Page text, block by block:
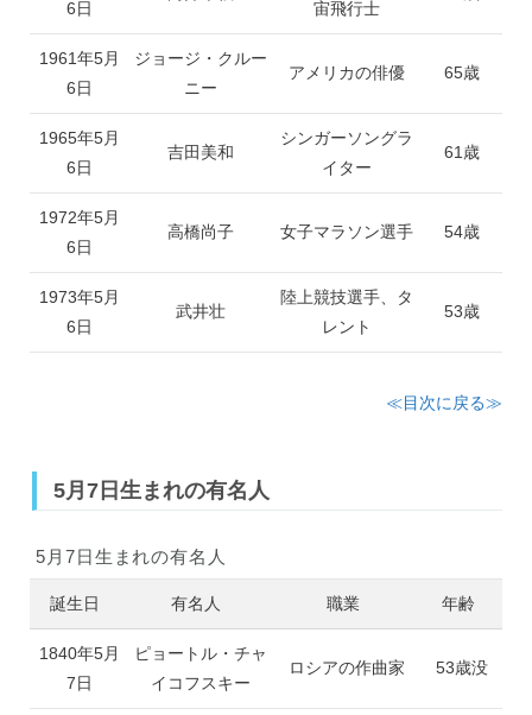
6日
宙飛行士
1961年5月
6日
ジョージ・クルー
ニー
アメリカの俳優 65歳
1965年5月
6日
吉田美和
シンガーソングラ
イター
61歳
1972年5月
6日
高橋尚子 女子マラソン選手 54歳
1973年5月
6日
武井壮
陸上競技選手、タ
レント
53歳
≪目次に戻る≫
5月7日生まれの有名人
5月7日生まれの有名人
誕生日 有名人 職業 年齢
1840年5月
7日
ピョートル・チャ
イコフスキー
ロシアの作曲家 53歳没